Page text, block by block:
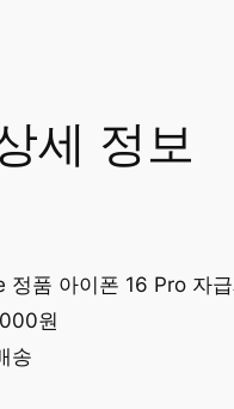
세 정보
정품 아이폰 16 Pro 자급
원
송